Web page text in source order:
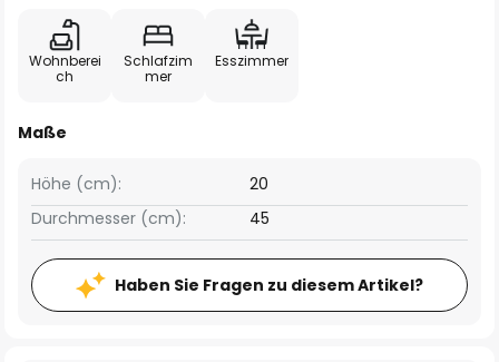
Wohnberei
ch
Schlafzim
mer
Esszimmer
Maße
Höhe (cm):
20
Durchmesser (cm):
45
Haben Sie Fragen zu diesem Artikel?